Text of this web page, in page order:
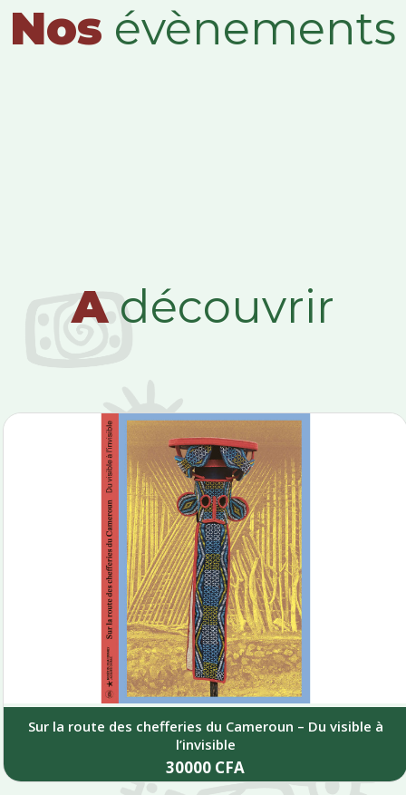
Nos évènements
Adécouvrir
Sur la route des chefferies du Cameroun – Du visible à
l’invisible
30000 CFA